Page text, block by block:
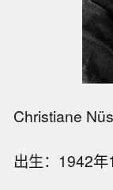
Christiane
出生：1942